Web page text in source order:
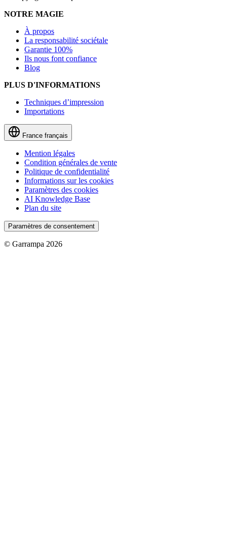
NOTRE MAGIE
À propos
La responsabilité sociétale
Garantie 100%
Ils nous font confiance
Blog
PLUS D'INFORMATIONS
Techniques d’impression
Importations
France français
Mention légales
Condition générales de vente
Politique de confidentialité
Informations sur les cookies
Paramètres des cookies
AI Knowledge Base
Plan du site
Paramètres de consentement
© Garrampa 2026